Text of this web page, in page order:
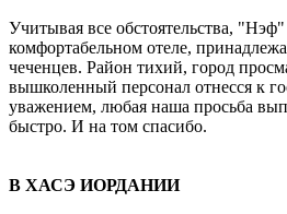
Учитывая все обстоятельства,
комфортабельном отеле,
чеченцев. Район тихий, город
вышколенный персонал отнесся к
уважением, любая наша просьба
быстро. И на том спасибо.
В ХАСЭ ИОРДАНИИ